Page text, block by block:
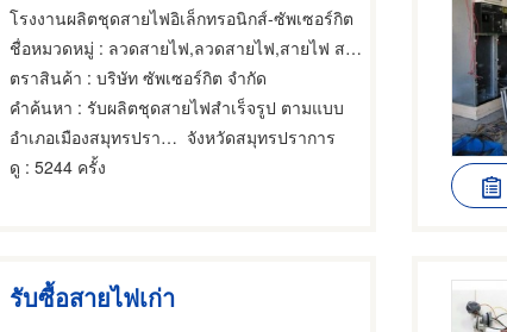
โรงงานผลิตชุดสายไฟอิเล็กทรอนิกส์-ซัพเซอร์กิต
ชื่อหมวดหมู่ : ลวดสายไฟ,ลวดสายไฟ,สายไฟ สายเคเบิ้ล
ตราสินค้า : บริษัท ซัพเซอร์กิต จำกัด
คำค้นหา : รับผลิตชุดสายไฟสำเร็จรูป ตามแบบ
อำเภอเมืองสมุทรปราการ จังหวัดสมุทรปราการ
ดู : 5244 ครั้ง
รับซื้อสายไฟเก่า